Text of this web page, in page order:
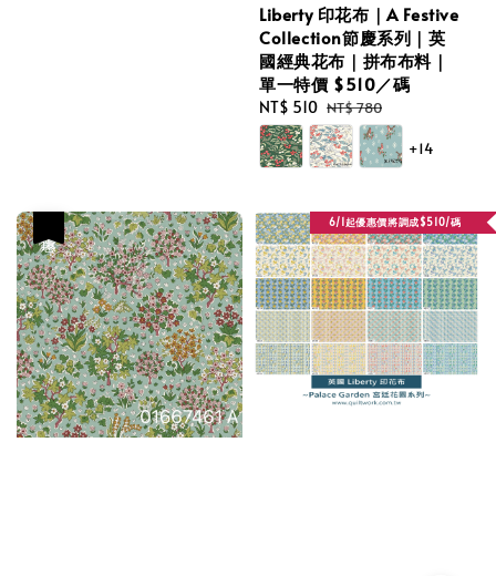
Liberty 印花布｜A Festive
Collection節慶系列｜英
國經典花布｜拼布布料｜
單一特價 $510／碼
Sale
price
NT$ 510 Regular
price
NT$ 780
+14
6/1起優惠價將調成$510/碼